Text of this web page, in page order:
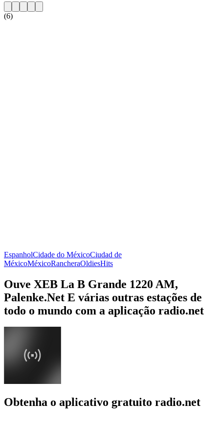
(6)
EspanholCidade do MéxicoCiudad de
MéxicoMéxicoRancheraOldiesHits
Ouve XEB La B Grande 1220 AM,
Palenke.Net E várias outras estações de
todo o mundo com a aplicação radio.net
Obtenha o aplicativo gratuito radio.net